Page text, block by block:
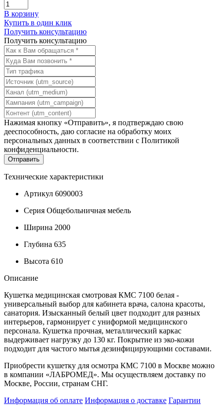
В корзину
Купить в один клик
Получить консультацию
Получить консультацию
Нажимая кнопку «Отправить», я подтверждаю свою
дееспособность, даю согласие на обработку моих
персональных данных в соответствии с Политикой
конфиденциальности.
Технические характеристики
Артикул 6090003
Серия Общебольничная мебель
Ширина 2000
Глубина 635
Высота 610
Описание
Кушетка медицинская смотровая КМС 7100 белая -
универсальный выбор для кабинета врача, салона красоты,
санатория. Изысканный белый цвет подходит для разных
интерьеров, гармонирует с униформой медицинского
персонала. Кушетка прочная, металлический каркас
выдерживает нагрузку до 130 кг. Покрытие из эко-кожи
подходит для частого мытья дезинфицирующими составами.
Приобрести кушетку для осмотра КМС 7100 в Москве можно
в компании «ЛАБРОМЕД». Мы осуществляем доставку по
Москве, России, странам СНГ.
Информация об оплате Информация о доставке Гарантии